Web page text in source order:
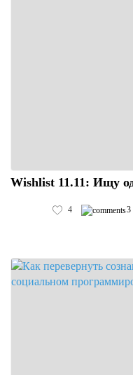
Wishlist 11.11: Ищу
4 3